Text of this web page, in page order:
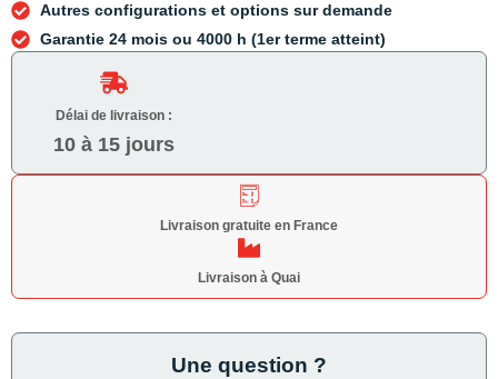
Autres configurations et options sur demande
Garantie 24 mois ou 4000 h (1er terme atteint)
Délai de livraison :
10 à 15 jours
Livraison gratuite en France
Livraison à Quai
Une question ?